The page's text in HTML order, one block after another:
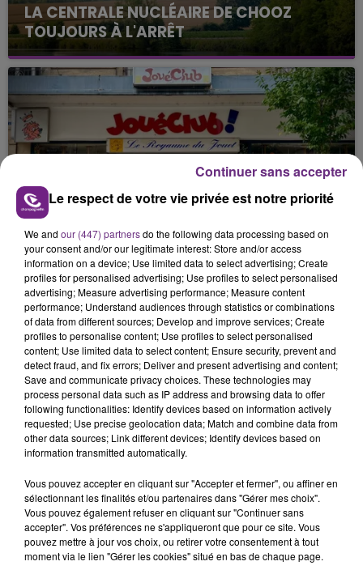
LA CENTRALE NUCLÉAIRE DE CHOOZ
TOUJOURS À L'ARRÊT
Cela fait déjà une semaine que la centrale
nucléaire ardennaise est à l'arrêt. Une situation
justifiée par la sécheresse intense qui est toujours
présente.
LE MAGASIN JOUÉCLUB DE REIMS FERME
SES PORTES
C'était l'une des institutions du centre-ville
rémois. Le magasin JouéClub est contraint de
fermer ses portes.
TITRES DIFFUSÉS
7h10
7h10
ADELE
Easy On Me
7h07
7h07
BEBE REXHA
New Religion
Le respect de votre vie privée est notre priorité
We and our (447) partnersdo the following data processing based on
your consent and/or our legitimate interest: Store and/or access
information on a device; Use limited data to select advertising; Create
profiles for personalised advertising; Use profiles to select personalised
advertising; Measure advertising performance; Measure content
performance; Understand audiences through statistics or combinations
of data from different sources; Develop and improve services; Create
profiles to personalise content; Use profiles to select personalised
content; Use limited data to select content; Ensure security, prevent and
detect fraud, and fix errors; Deliver and present advertising and content;
Save and communicate privacy choices. These technologies may
process personal data such as IP address and browsing data to offer
following functionalities: Identify devices based on information actively
requested; Use precise geolocation data; Match and combine data from
other data sources; Link different devices; Identify devices based on
information transmitted automatically.
Vous pouvez accepter en cliquant sur "Accepter et fermer", ou affiner en
sélectionnant les finalités et/ou partenaires dans "Gérer mes choix".
Vous pouvez également refuser en cliquant sur "Continuer sans
accepter". Vos préférences ne s'appliqueront que pour ce site. Vous
pouvez mettre à jour vos choix, ou retirer votre consentement à tout
moment via le lien "Gérer les cookies" situé en bas de chaque page.
Continuer sans accepter